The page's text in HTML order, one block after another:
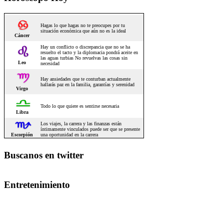
Buscanos en twitter
Entretenimiento